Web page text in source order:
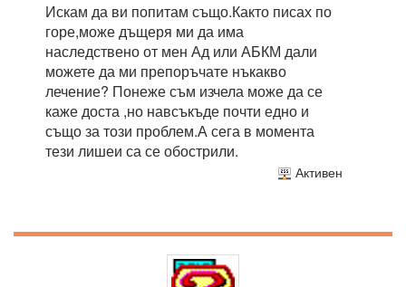
Искам да ви попитам също.Както писах по
горе,може дъщеря ми да има
наследствено от мен Ад или АБКМ дали
можете да ми препоръчате нъкакво
лечение? Понеже съм изчела може да се
каже доста ,но навсъкъде почти едно и
също за този проблем.А сега в момента
тези лишеи са се обострили.
Активен